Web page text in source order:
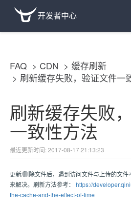
开发者中心
FAQ CDN
缓存刷新
刷新缓存失败，验证文件一
刷新缓存失败
一致性方法
最近更新时间: 2017-08-17 21:13:23
更新/删除文件后，遇到访问文件与上传的文
来解决。刷新方法参考： https://
the-cache-and-the-effect-of-time